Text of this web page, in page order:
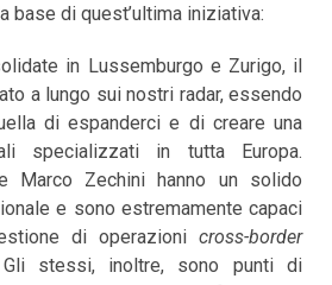
base di quest’ultima iniziativa:
in Lussemburgo e Zurigo, il
a lungo sui nostri radar, essendo
di espanderci e di creare una
specializzati in tutta Europa.
Marco Zechini hanno un solido
e sono estremamente capaci
di operazioni cross-border
Gli stessi, inoltre, sono punti di